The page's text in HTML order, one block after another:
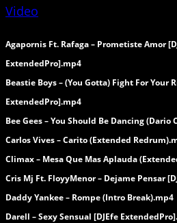
Video
Agapornis Ft. Rafaga – Prometiste Amor
ExtendedPro].mp4
Beastie Boys – (You Gotta) Fight For Your
ExtendedPro].mp4
Bee Gees – You Should Be Dancing
Carlos Vives – Carito (Extended
Climax – Mesa Que Mas Aplauda
Cris Mj Ft. FloyyMenor – Dejame Pensar
Daddy Yankee – Rompe (Intro Break).mp4
Darell – Sexy Sensual [DJEfe